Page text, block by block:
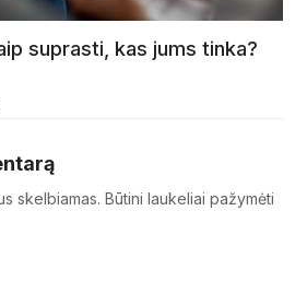
suprasti, kas jums tinka?
skelbiamas. Būtini laukeliai pažymėti